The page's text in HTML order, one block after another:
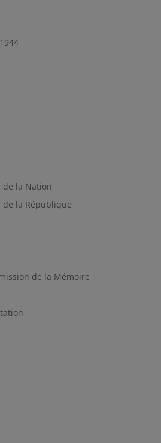
la Nation
la République
de la Mémoire